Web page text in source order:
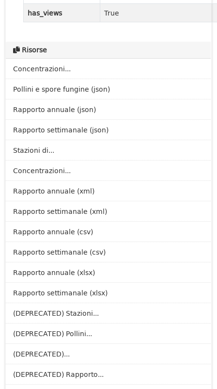
Risorse
Concentrazioni...
Pollini e spore fungine (json)
Rapporto annuale (json)
Rapporto settimanale (json)
Stazioni di...
Concentrazioni...
Rapporto annuale (xml)
Rapporto settimanale (xml)
Rapporto annuale (csv)
Rapporto settimanale (csv)
Rapporto annuale (xlsx)
Rapporto settimanale (xlsx)
(DEPRECATED) Stazioni...
(DEPRECATED) Pollini...
(DEPRECATED)...
(DEPRECATED) Rapporto...
has_views
True